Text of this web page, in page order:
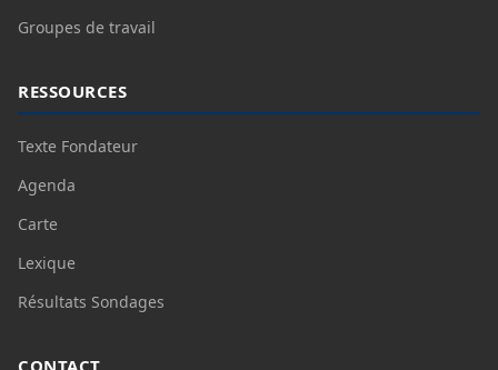
Groupes de travail
RESSOURCES
Texte Fondateur
Agenda
Carte
Lexique
Résultats Sondages
CONTACT